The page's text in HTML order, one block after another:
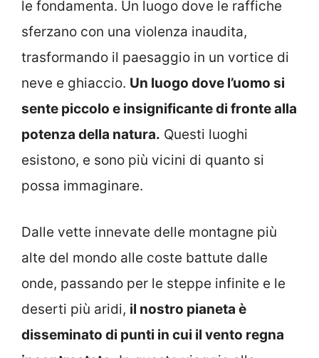
le fondamenta. Un luogo dove le raffiche
sferzano con una violenza inaudita,
trasformando il paesaggio in un vortice di
neve e ghiaccio. Un luogo dove l’uomo si
sente piccolo e insignificante di fronte alla
potenza della natura. Questi luoghi
esistono, e sono più vicini di quanto si
possa immaginare.
Dalle vette innevate delle montagne più
alte del mondo alle coste battute dalle
onde, passando per le steppe infinite e le
deserti più aridi, il nostro pianeta è
disseminato di punti in cui il vento regna